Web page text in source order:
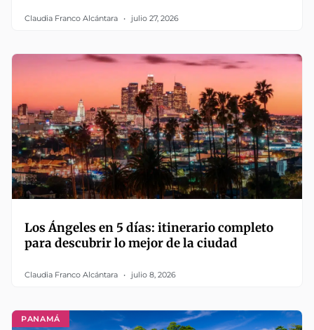
Claudia Franco Alcántara julio 27, 2026
Los Ángeles en 5 días: itinerario completo
para descubrir lo mejor de la ciudad
Claudia Franco Alcántara julio 8, 2026
PANAMÁ